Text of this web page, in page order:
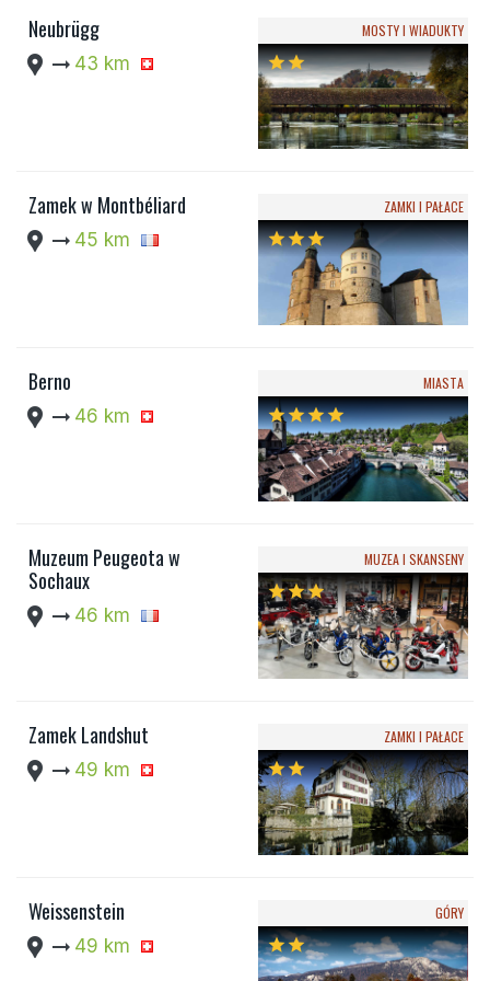
Neubrügg
location_pin arrow_right_alt 43 km
MOSTY I WIADUKTY
starstar
Zamek w Montbéliard
location_pin arrow_right_alt 45 km
ZAMKI I PAŁACE
starstarstar
Berno
location_pin arrow_right_alt 46 km
MIASTA
starstarstarstar
Muzeum Peugeota w
Sochaux
location_pin arrow_right_alt 46 km
MUZEA I SKANSENY
starstarstar
Zamek Landshut
location_pin arrow_right_alt 49 km
ZAMKI I PAŁACE
starstar
Weissenstein
location_pin arrow_right_alt 49 km
GÓRY
starstar